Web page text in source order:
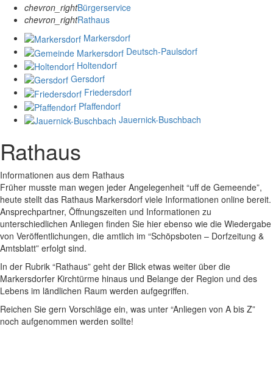
chevron_rightBürgerservice
chevron_rightRathaus
Markersdorf
Deutsch-Paulsdorf
Holtendorf
Gersdorf
Friedersdorf
Pfaffendorf
Jauernick-Buschbach
Rathaus
Informationen aus dem Rathaus
Früher musste man wegen jeder Angelegenheit “uff de Gemeende”,
heute stellt das Rathaus Markersdorf viele Informationen online bereit.
Ansprechpartner, Öffnungszeiten und Informationen zu
unterschiedlichen Anliegen finden Sie hier ebenso wie die Wiedergabe
von Veröffentlichungen, die amtlich im “Schöpsboten – Dorfzeitung &
Amtsblatt” erfolgt sind.
In der Rubrik “Rathaus” geht der Blick etwas weiter über die
Markersdorfer Kirchtürme hinaus und Belange der Region und des
Lebens im ländlichen Raum werden aufgegriffen.
Reichen Sie gern Vorschläge ein, was unter “Anliegen von A bis Z”
noch aufgenommen werden sollte!